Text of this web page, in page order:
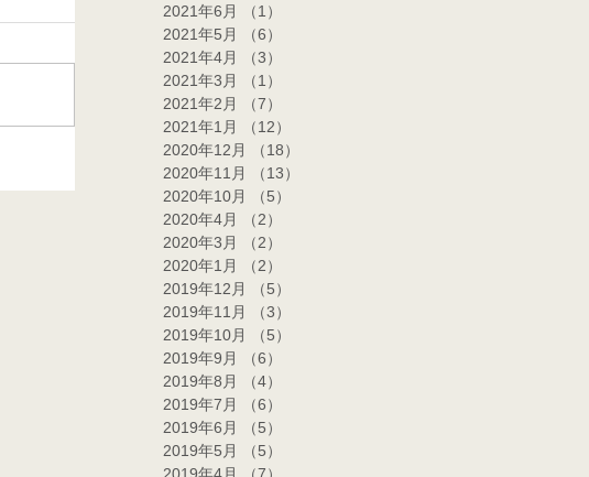
2021年6月
（1）
2021年5月
（6）
2021年4月
（3）
2021年3月
（1）
2021年2月
（7）
2021年1月
（12）
2020年12月
（18）
2020年11月
（13）
2020年10月
（5）
2020年4月
（2）
2020年3月
（2）
2020年1月
（2）
2019年12月
（5）
2019年11月
（3）
2019年10月
（5）
2019年9月
（6）
2019年8月
（4）
2019年7月
（6）
2019年6月
（5）
2019年5月
（5）
2019年4月
（7）